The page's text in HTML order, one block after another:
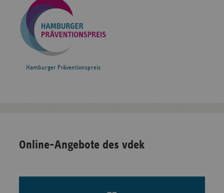
Hamburger Präventionspreis
Online-Angebote des vdek